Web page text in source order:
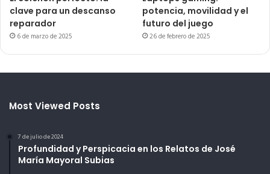
clave para un descanso
reparador
6 de marzo de 2025
potencia, movilidad y el
futuro del juego
26 de febrero de 2025
Most Viewed Posts
7 de julio de 2024
Profundidad y Perspicacia en los Relatos de José
María Mayoral Subias